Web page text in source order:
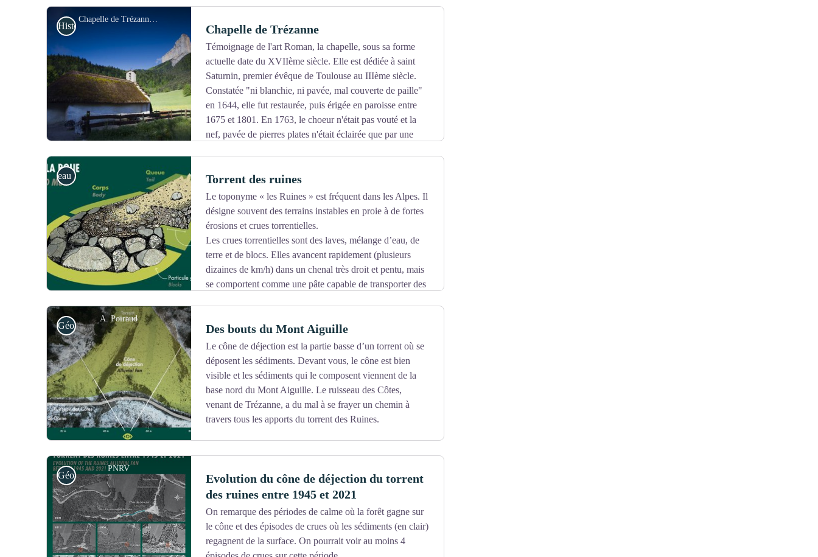
Chapelle de Trézanne - S&M Booth
Voir l'image en plein écran
Histoire et patrimoine Chapelle de Trézanne
Témoignage de l'art Roman, la chapelle, sous sa forme
actuelle date du XVIIème siècle. Elle est dédiée à saint
Saturnin, premier évêque de Toulouse au IIIème siècle.
Constatée "ni blanchie, ni pavée, mal couverte de paille"
en 1644, elle fut restaurée, puis érigée en paroisse entre
1675 et 1801. En 1763, le choeur n'était pas vouté et la
nef, pavée de pierres plates n'était éclairée que par une
fait place à l'installation de lambris à l'intérieur et de tuiles écailles en toiture qui disparaitront en
2001 - 2002 avec la rénovation de la charpente et de sa couverture en chaume par le Parc
naturel régional du Vercors. A la faveur d'une souscription populaire lancée par la commune de
Saint Martin de Clelles, le maître verrier Christophe Berthier y installe des vitraux en 2019.
Voir l'image en plein écran
eau Torrent des ruines
Le toponyme « les Ruines » est fréquent dans les Alpes. Il
désigne souvent des terrains instables en proie à de fortes
érosions et crues torrentielles.
Les crues torrentielles sont des laves, mélange d’eau, de
terre et de blocs. Elles avancent rapidement (plusieurs
dizaines de km/h) dans un chenal très droit et pentu, mais
se comportent comme une pâte capable de transporter des
les laves volcaniques.
A. Poiraud
Voir l'image en plein écran
Géologie Des bouts du Mont Aiguille
Le cône de déjection est la partie basse d’un torrent où se
déposent les sédiments. Devant vous, le cône est bien
visible et les sédiments qui le composent viennent de la
base nord du Mont Aiguille. Le ruisseau des Côtes,
venant de Trézanne, a du mal à se frayer un chemin à
travers tous les apports du torrent des Ruines.
PNRV
Géologie
Evolution du cône de déjection du torrent
des ruines entre 1945 et 2021
On remarque des périodes de calme où la forêt gagne sur
le cône et des épisodes de crues où les sédiments (en clair)
regagnent de la surface. On pourrait voir au moins 4